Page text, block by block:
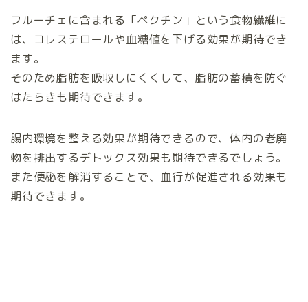
フルーチェに含まれる「ペクチン」という食物繊維に
は、コレステロールや血糖値を下げる効果が期待でき
ます。
そのため脂肪を吸収しにくくして、脂肪の蓄積を防ぐ
はたらきも期待できます。
腸内環境を整える効果が期待できるので、体内の老廃
物を排出するデトックス効果も期待できるでしょう。
また便秘を解消することで、血行が促進される効果も
期待できます。